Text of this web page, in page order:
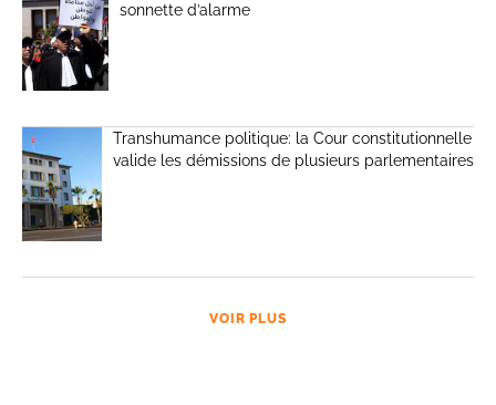
sonnette d’alarme
Transhumance politique: la Cour constitutionnelle
valide les démissions de plusieurs parlementaires
VOIR PLUS